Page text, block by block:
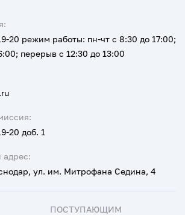
ул. им. Митрофана Седина, 4
20 доб. 1
20 режим работы: пн-чт с 8:30 до 17:00;
перерыв с 12:30 до 13:00
ПОСТУПАЮЩИМ